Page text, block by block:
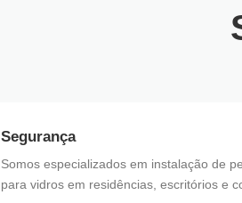
Segurança
Somos especializados em instalação de
para vidros em residências, escritórios e